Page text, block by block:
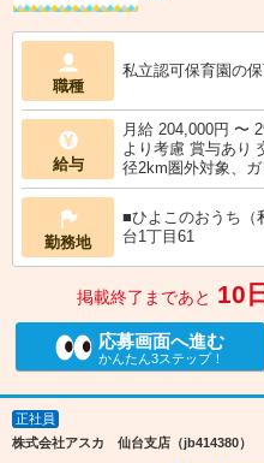
職種
私立認可保育園の
給与
月給 204,000円 〜
より考慮 賞与あり
径2km圏外対象、
勤務地
■ひよこのおうち（
台1丁目61
掲載終了まであと 10日
応募画面へ進む
かんたん3ステップ！
正社員
株式会社アスカ 仙台支店（jb414380）